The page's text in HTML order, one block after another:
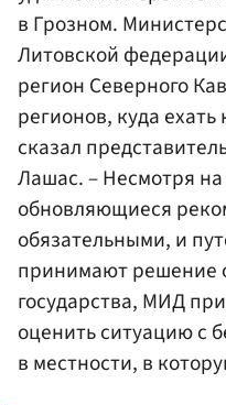
в Грозном.
Литовской
регион Северного
регионов, куда
сказал
Лашас. – Несмотря
обновляющиеся
обязательными, и
принимают решение
государства, МИД
оценить ситуацию с
в местности, в